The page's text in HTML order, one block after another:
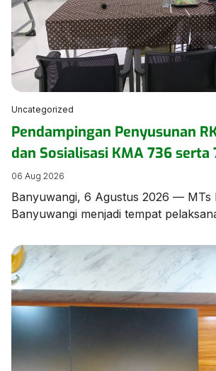
Uncategorized
Pendampingan Penyusunan
dan Sosialisasi KMA 736 serta
2026 Digelar di MTs Negeri 1
06 Aug 2026
Banyuwangi, 6 Agustus 2026 — MTs
Banyuwangi menjadi tempat
Madrasah (RKTM) dan Rencana
Menengah (RKJM) serta Sosialisasi
dan 737 Tahun 2026, pada Kamis
Kegiatan yang dimulai pukul 08.00
ini menghadirkan Pengawas
Kementerian Agama Kabupaten